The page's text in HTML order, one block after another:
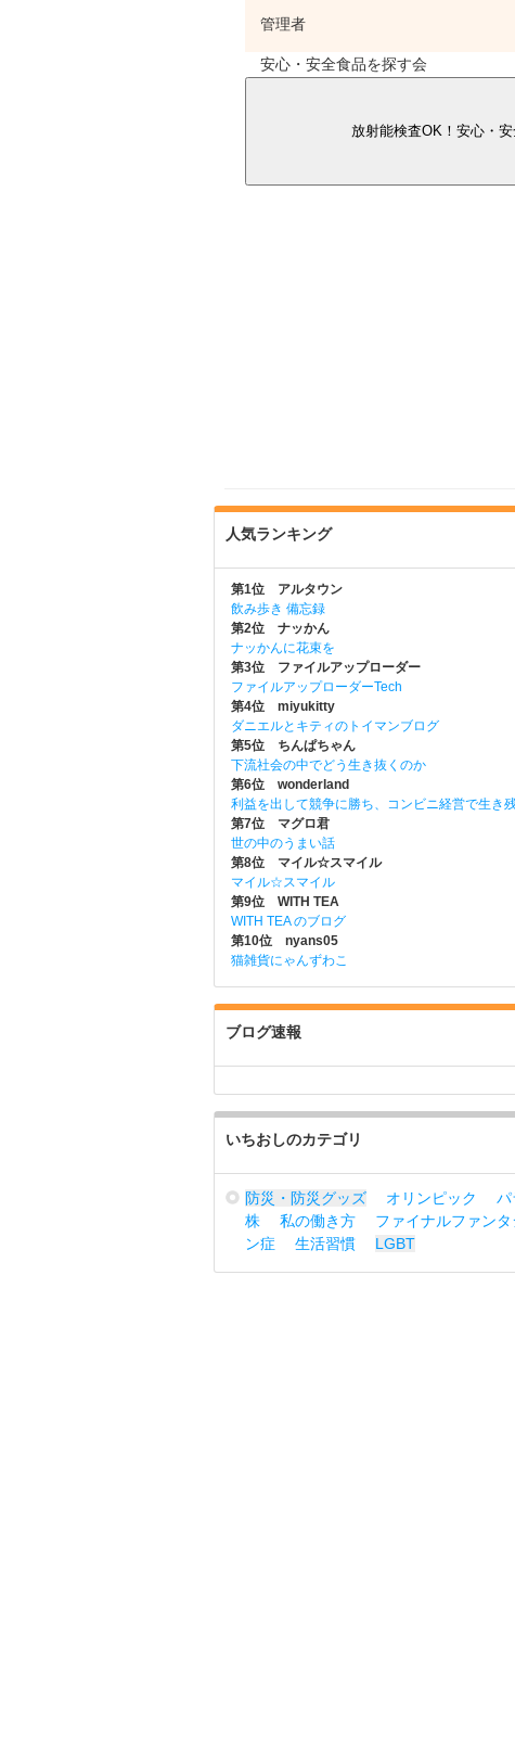
管理者
安心・安全食品を探す会
人気ランキング
第1位 アルタウン
飲み歩き 備忘録
第2位 ナッかん
ナッかんに花束を
第3位 ファイルアップローダー
ファイルアップローダーTech
第4位 miyukitty
ダニエルとキティのトイマンブログ
第5位 ちんぱちゃん
下流社会の中でどう生き抜くのか
第6位 wonderland
利益を出して競争に勝ち、コンビニ経営で生き
第7位 マグロ君
世の中のうまい話
第8位 マイル☆スマイル
マイル☆スマイル
第9位 WITH TEA
WITH TEA のブログ
第10位 nyans05
猫雑貨にゃんずわこ
ブログ速報
いちおしのカテゴリ
防災・防災グッズ オリンピック パ
株
私の働き方 ファイナルファンタ
ン症
生活習慣 LGBT